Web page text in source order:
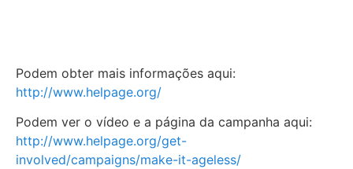
Podem obter mais informações aqui:
http://www.helpage.org/
Podem ver o vídeo e a página da campanha aqui:
http://www.helpage.org/get-
involved/campaigns/make-it-ageless/